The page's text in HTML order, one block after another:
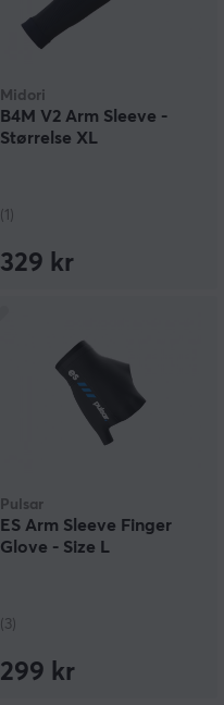
Midori
B4M V2 Arm Sleeve -
Størrelse XL
(1)
329 kr
Pulsar
ES Arm Sleeve Finger
Glove - Size L
(3)
299 kr